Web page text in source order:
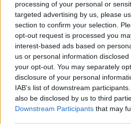
processing of your personal or
targeted advertising by us, please
section to confirm your selection.
opt-out request is processed you
interest-based ads based on
us or personal information
your opt-out. You may separately
disclosure of your personal
IAB’s list of downstream
also be disclosed by us to third
Downstream Participants that may
Ecocentro e